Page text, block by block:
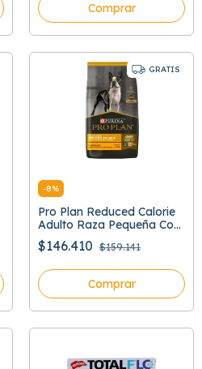
Comprar
GRATIS
-8%
Pro Plan Reduced Calorie
Adulto Raza Pequeña Con
Optifit
$146.410 $159.141
Comprar